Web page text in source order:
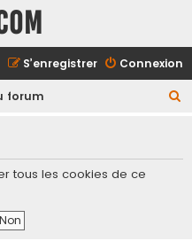
Connexion
S’enregistrer
forum
h
tous les cookies de ce